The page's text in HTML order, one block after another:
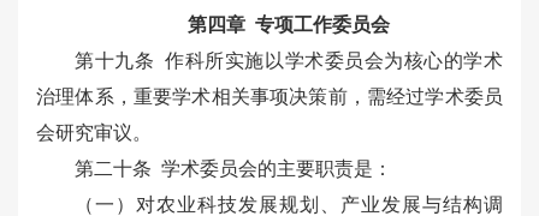
第四章 专项工作委员会
第十九条 作科所实施以学术委员会为核心的学术
治理体系，重要学术相关事项决策前，需经过学术委员
会研究审议。
第二十条 学术委员会的主要职责是：
（一）对农业科技发展规划、产业发展与结构调